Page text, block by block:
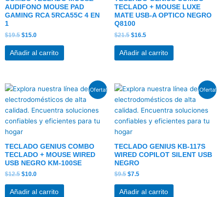
AUDIFONO MOUSE PAD
GAMING RCA 5RCA55C 4 EN
1
$19.5 $15.0
Añadir al carrito
TECLADO + MOUSE LUXE
MATE USB-A OPTICO NEGRO
Q8100
$21.5 $16.5
Añadir al carrito
¡Oferta!
TECLADO GENIUS COMBO
TECLADO + MOUSE WIRED
USB NEGRO KM-100SE
$12.5
El
precio
original
era:
$12.5.
$10.0
El
actual
es:
$10.0.
Añadir al carrito
¡Oferta!
TECLADO GENIUS KB-117S
WIRED COPILOT SILENT USB
NEGRO
$9.5
El
precio
original
era:
$9.5.
$7.5
El
actual
es:
$7.5.
Añadir al carrito